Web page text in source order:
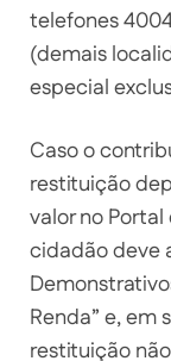
telefones
(demais
especial
Caso o
restituição
valor no
cidadão deve
Renda” e, em
restituição